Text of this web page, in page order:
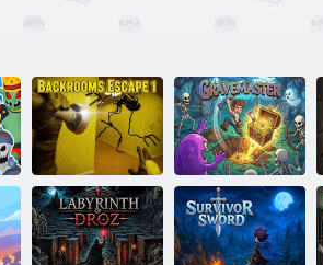
Побег из
подсобных
помещений 1
Мастер
Могилы